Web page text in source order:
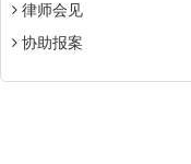
律师会见
协助报案